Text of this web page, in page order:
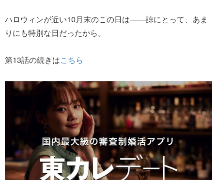
ハロウィンが近い10月末のこの日は───諒にとって、あま
りにも特別な日だったから。
第13話の続きはこちら